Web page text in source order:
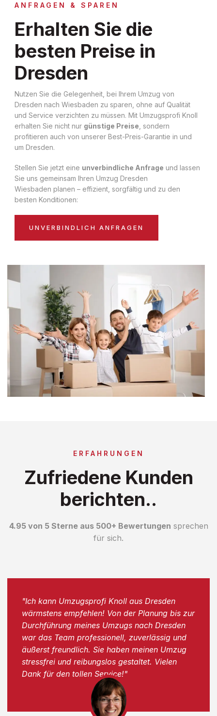
ANFRAGEN & SPAREN
Erhalten Sie die
besten Preise in
Dresden
Nutzen Sie die Gelegenheit, bei Ihrem Umzug von
Dresden nach Wiesbaden zu sparen, ohne auf Qualität
und Service verzichten zu müssen. Mit Umzugsprofi Knoll
erhalten Sie nicht nur günstige Preise , sondern
profitieren auch von unserer Best-Preis-Garantie in und
um Dresden.
Stellen Sie jetzt eine unverbindliche Anfrage und lassen
Sie uns gemeinsam Ihren Umzug Dresden
Wiesbaden planen – effizient, sorgfältig und zu den
besten Konditionen:
UNVERBINDLICH ANFRAGEN
ERFAHRUNGEN
Zufriedene Kunden
berichten..
4.95 von 5 Sterne aus 500+ Bewertungen sprechen
für sich.
"Ich kann Umzugsprofi Knoll aus Dresden
wärmstens empfehlen! Von der Planung bis zur
Durchführung meines Umzugs nach Dresden
war das Team professionell, zuverlässig und
äußerst freundlich. Sie haben meinen Umzug
stressfrei und reibungslos gestaltet. Vielen
Dank für den tollen Service!"